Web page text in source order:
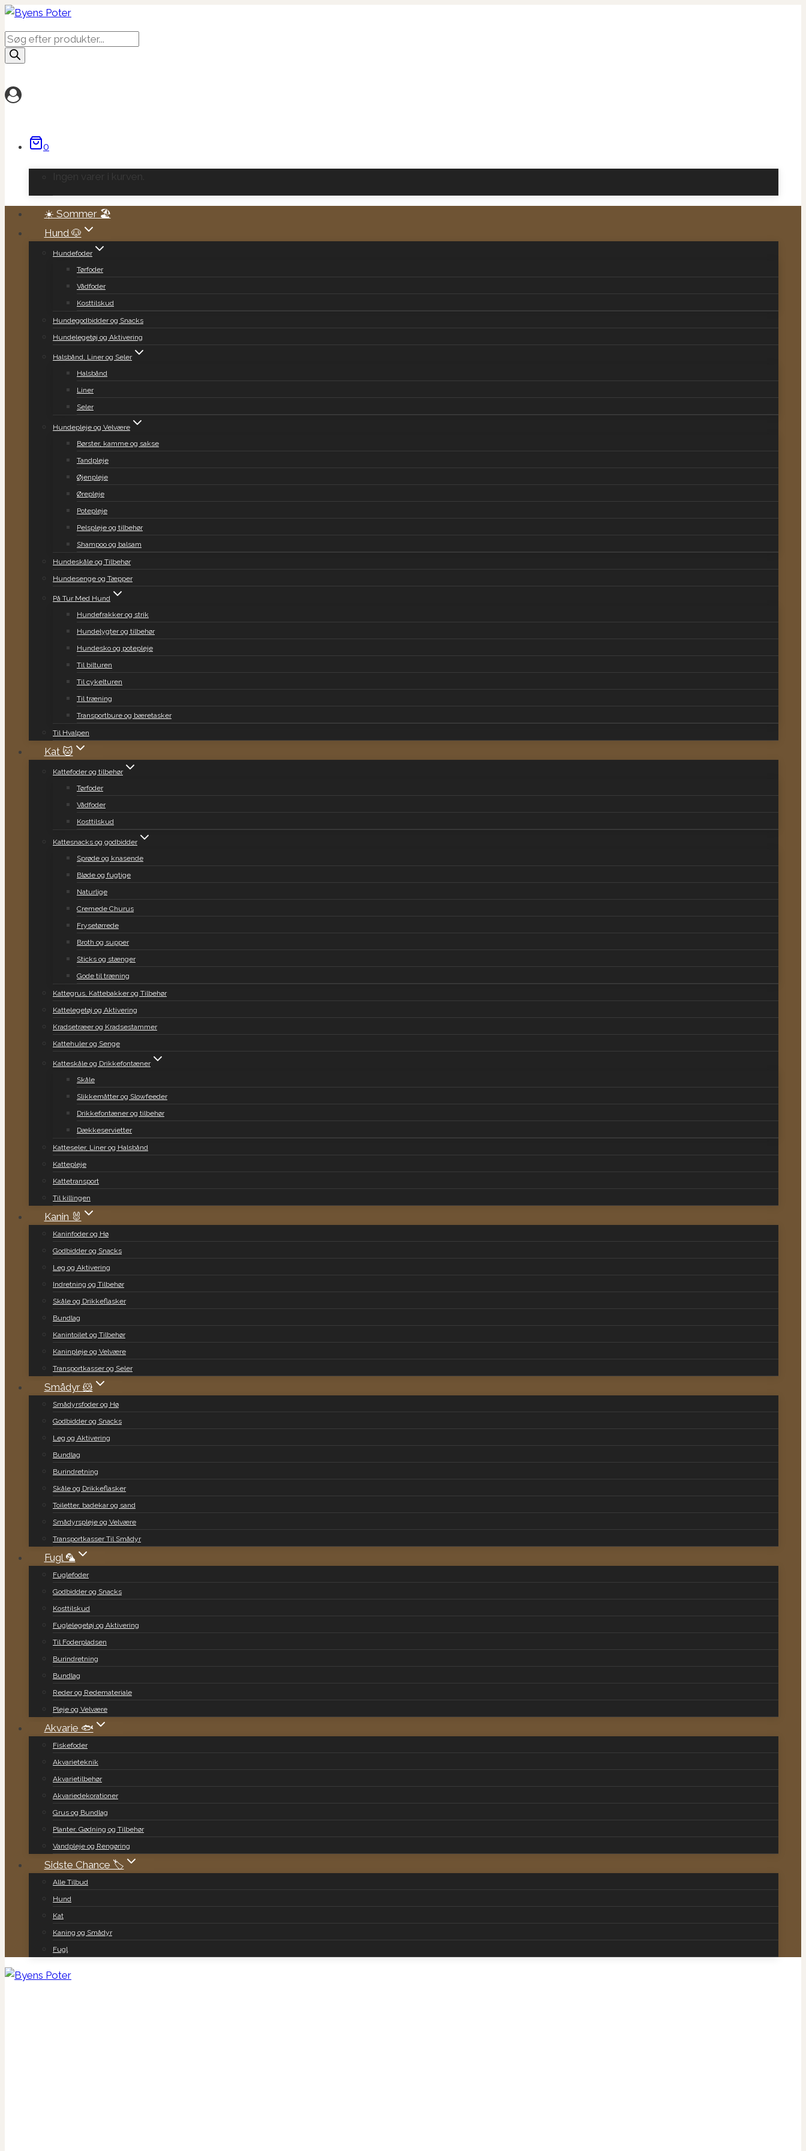
Fortsæt
til
indhold
Products
search
0
Ingen varer i kurven.
☀️ Sommer 🏖️
Hund 🐶
Hundefoder
Tørfoder
Vådfoder
Kosttilskud
Hundegodbidder og Snacks
Hundelegetøj og Aktivering
Halsbånd, Liner og Seler
Halsbånd
Liner
Seler
Hundepleje og Velvære
Børster, kamme og sakse
Tandpleje
Øjenpleje
Ørepleje
Potepleje
Pelspleje og tilbehør
Shampoo og balsam
Hundeskåle og Tilbehør
Hundesenge og Tæpper
På Tur Med Hund
Hundefrakker og strik
Hundelygter og tilbehør
Hundesko og potepleje
Til bilturen
Til cykelturen
Til træning
Transportbure og bæretasker
Til Hvalpen
Kat 🐱
Kattefoder og tilbehør
Tørfoder
Vådfoder
Kosttilskud
Kattesnacks og godbidder
Sprøde og knasende
Bløde og fugtige
Naturlige
Cremede Churus
Frysetørrede
Broth og supper
Sticks og stænger
Gode til træning
Kattegrus, Kattebakker og Tilbehør
Kattelegetøj og Aktivering
Kradsetræer og Kradsestammer
Kattehuler og Senge
Katteskåle og Drikkefontæner
Skåle
Slikkemåtter og Slowfeeder
Drikkefontæner og tilbehør
Dækkeservietter
Katteseler, Liner og Halsbånd
Kattepleje
Kattetransport
Til killingen
Kanin 🐰
Kaninfoder og Hø
Godbidder og Snacks
Leg og Aktivering
Indretning og Tilbehør
Skåle og Drikkeflasker
Bundlag
Kanintoilet og Tilbehør
Kaninpleje og Velvære
Transportkasser og Seler
Smådyr 🐹
Smådyrsfoder og Hø
Godbidder og Snacks
Leg og Aktivering
Bundlag
Burindretning
Skåle og Drikkeflasker
Toiletter, badekar og sand
Smådyrspleje og Velvære
Transportkasser Til Smådyr
Fugl 🦜
Fuglefoder
Godbidder og Snacks
Kosttilskud
Fuglelegetøj og Aktivering
Til Foderpladsen
Burindretning
Bundlag
Reder og Redemateriale
Pleje og Velvære
Akvarie 🐟
Fiskefoder
Akvarieteknik
Akvarietilbehør
Akvariedekorationer
Grus og Bundlag
Planter, Gødning og Tilbehør
Vandpleje og Rengøring
Sidste Chance 🏷️
Alle Tilbud
Hund
Kat
Kaning og Smådyr
Fugl